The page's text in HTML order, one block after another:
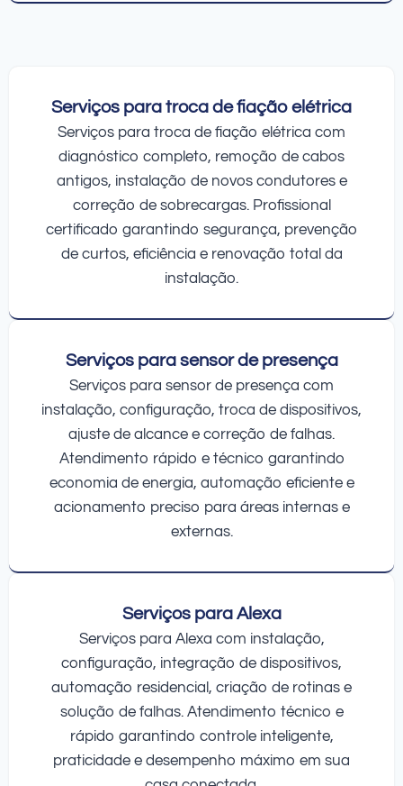
Serviços para troca de fiação elétrica
Serviços para troca de fiação elétrica com
diagnóstico completo, remoção de cabos
antigos, instalação de novos condutores e
correção de sobrecargas. Profissional
certificado garantindo segurança, prevenção
de curtos, eficiência e renovação total da
instalação.
Serviços para sensor de presença
Serviços para sensor de presença com
instalação, configuração, troca de dispositivos,
ajuste de alcance e correção de falhas.
Atendimento rápido e técnico garantindo
economia de energia, automação eficiente e
acionamento preciso para áreas internas e
externas.
Serviços para Alexa
Serviços para Alexa com instalação,
configuração, integração de dispositivos,
automação residencial, criação de rotinas e
solução de falhas. Atendimento técnico e
rápido garantindo controle inteligente,
praticidade e desempenho máximo em sua